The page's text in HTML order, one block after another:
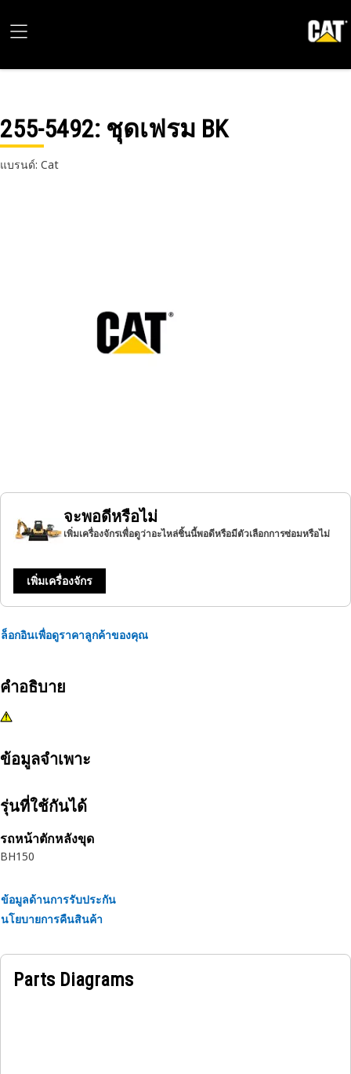
255-5492: ชุดเฟรม BK
แบรนด์: Cat
จะพอดีหรือไม่
เพิ่มเครื่องจักรเพื่อดูว่าอะไหล่ชิ้นนี้พอดีหรือมีตัวเลือกการซ่อมหรือไม่
เพิ่มเครื่องจักร
ล็อกอินเพื่อดูราคาลูกค้าของคุณ
คำอธิบาย
ข้อมูลจำเพาะ
รุ่นที่ใช้กันได้
รถหน้าตักหลังขุด
BH150
ข้อมูลด้านการรับประกัน
นโยบายการคืนสินค้า
Parts Diagrams